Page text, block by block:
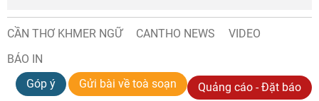
CẦN THƠ KHMER NGỮ CANTHO NEWS
VIDEO
BÁO IN
Góp ý
Gửi bài về toà soạn Quảng cáo - Đặt báo